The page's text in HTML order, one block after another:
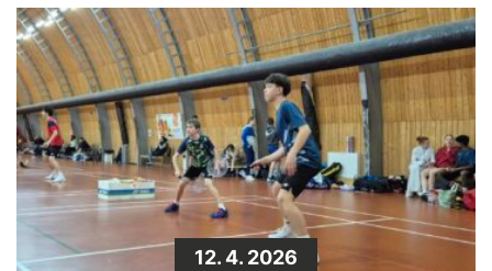
12. 4. 2026